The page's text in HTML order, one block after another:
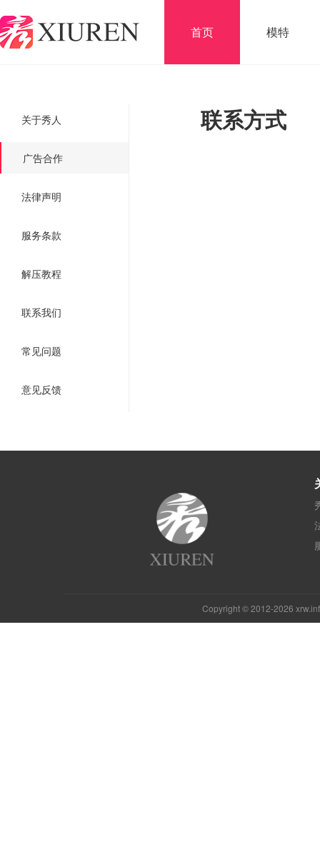
首页 模特
关于秀人
广告合作
法律声明
服务条款
解压教程
联系我们
常见问题
意见反馈
联系方式
Copyright © 2012-2026